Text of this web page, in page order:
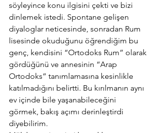
söyleyince konu ilgisini çekti ve bizi
dinlemek istedi. Spontane gelişen
diyaloglar neticesinde, sonradan Rum
lisesinde okuduğunu öğrendiğim bu
genç, kendisini “Ortodoks Rum” olarak
gördüğünü ve annesinin “Arap
Ortodoks” tanımlamasına kesinlikle
katılmadığını belirtti. Bu kırılmanın aynı
ev içinde bile yaşanabileceğini
görmek, bakış açımı derinleştirdi
diyebilirim.